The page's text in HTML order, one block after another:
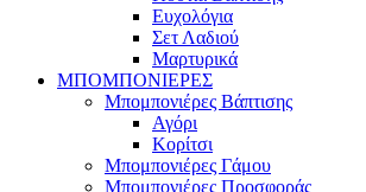
Ευχολόγια
Σετ Λαδιού
Μαρτυρικά
ΜΠΟΜΠΟΝΙΕΡΕΣ
Μπομπονιέρες Βάπτισης
Αγόρι
Κορίτσι
Μπομπονιέρες Γάμου
Μπομπονιέρες Προσφοράς